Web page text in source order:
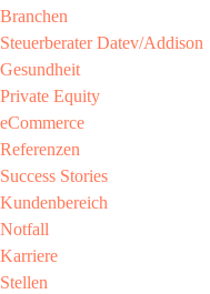
Branchen​
Steuerberater​ Datev/Addison​
Gesundheit​
Private Equity​
eCommerce​
Referenzen​
Success Stories​
Kundenbereich​
Notfall
Karriere​
Stellen